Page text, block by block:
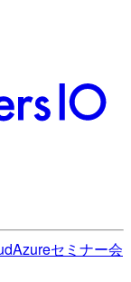
Azureセミナー会